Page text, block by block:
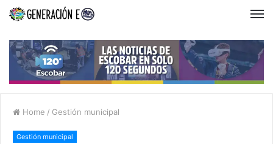
Home / Gestión municipal
Gestión municipal